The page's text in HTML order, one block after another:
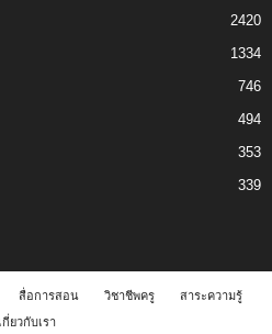
2420
1334
746
494
353
339
สื่อการสอน วิชาชีพครู
สาระความรู้
กี่ยวกับเรา